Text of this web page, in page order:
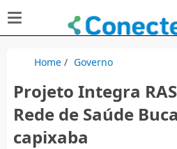
Home/ Governo
Projeto Integra
Rede de Saúde
capixaba